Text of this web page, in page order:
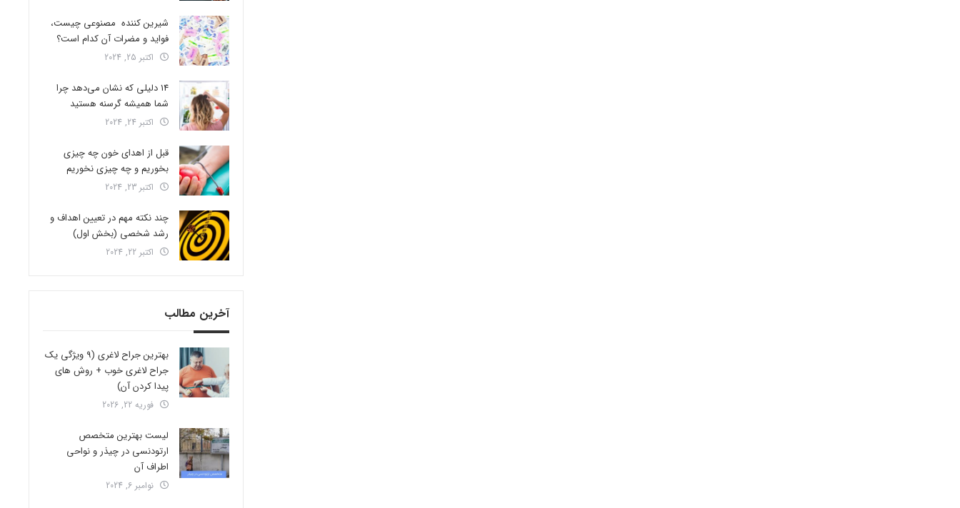
شیرین کننده مصنوعی چیست،
فواید و مضرات آن کدام است؟
اکتبر 25, 2024
14 دلیلی که نشان می‌دهد چرا
شما همیشه گرسنه هستید
اکتبر 24, 2024
قبل از اهدای خون چه چیزی
بخوریم و چه چیزی نخوریم
اکتبر 23, 2024
چند نکته مهم در تعیین اهداف و
رشد شخصی (بخش اول)
اکتبر 22, 2024
آخرین مطالب
بهترین جراح لاغری (9 ویژگی یک
جراح لاغری خوب + روش های
پیدا کردن آن)
فوریه 22, 2026
لیست بهترین متخصص
ارتودنسی در چیذر و نواحی
اطراف آن
نوامبر 6, 2024